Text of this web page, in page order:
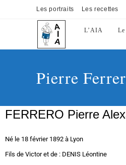
Les portraits Les recettes
L’AIA Le
Pierre
FERRERO Pierre
Né le 18 février 1892 à Lyon
Fils de Victor et de : DENIS Léontine